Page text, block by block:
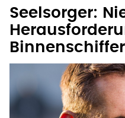
Seelsorger:
Binnenschiffer